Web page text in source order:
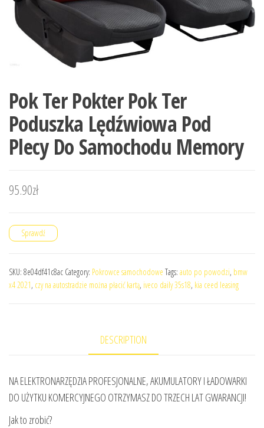
Pok Ter Pokter Pok Ter
Poduszka Lędźwiowa Pod
Plecy Do Samochodu Memory
95.90zł
Sprawdź
SKU: 8e04df41c8ac Category: Pokrowce samochodowe Tags: auto po powodzi, bmw
x4 2021, czy na autostradzie można płacić kartą, iveco daily 35s18, kia ceed leasing
DESCRIPTION
NA ELEKTRONARZĘDZIA PROFESJONALNE, AKUMULATORY I ŁADOWARKI
DO UŻYTKU KOMERCYJNEGO OTRZYMASZ DO TRZECH LAT GWARANCJI!
Jak to zrobić?